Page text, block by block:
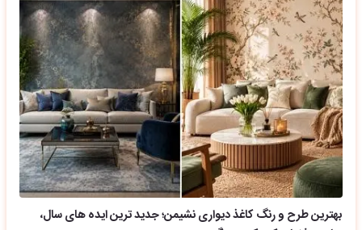
بهترین طرح و رنگ کاغذ دیواری نشیمن؛ جدید ترین ایده های سال،